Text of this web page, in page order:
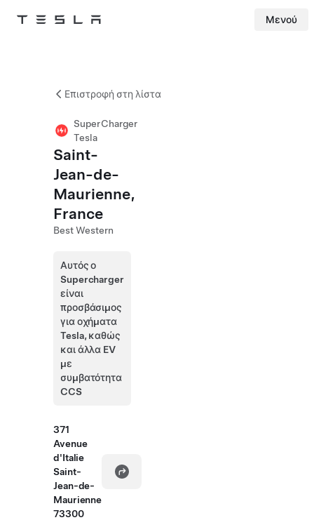
Tesla Μενού
Επιστροφή στη λίστα
SuperCharger
Tesla
Saint-
Jean-de-
Maurienne,
France
Best Western
Αυτός ο
Supercharger
είναι
προσβάσιμος
για οχήματα
Tesla, καθώς
και άλλα EV
με
συμβατότητα
CCS
371
Avenue
d'Italie
Saint-
Jean-de-
Maurienne
73300